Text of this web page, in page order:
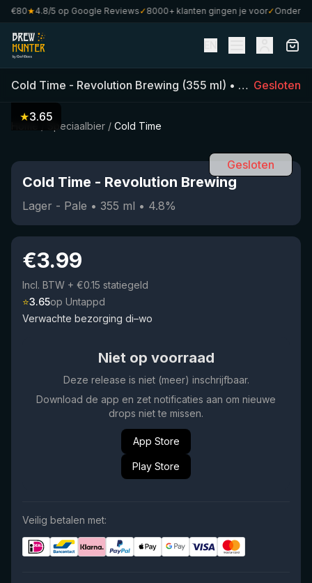
€80★4.8/5 op Google Reviews✓8000+ klanten gingen je voor✓
Cold Time - Revolution Brewing (355 ml) • 4.8 %•Lager
Gesloten
Speciaalbier / Cold Time
★3.65
Gesloten
Cold Time - Revolution Brewing
Lager - Pale • 355 ml • 4.8%
€3.99
Incl. BTW + €0.15 statiegeld
⭐3.65op Untappd
Verwachte bezorging di–wo
Niet op voorraad
Deze release is niet (meer) inschrijfbaar.
Download de app en zet notificaties aan om nieuwe
drops niet te missen.
App Store
Play Store
Veilig betalen met: